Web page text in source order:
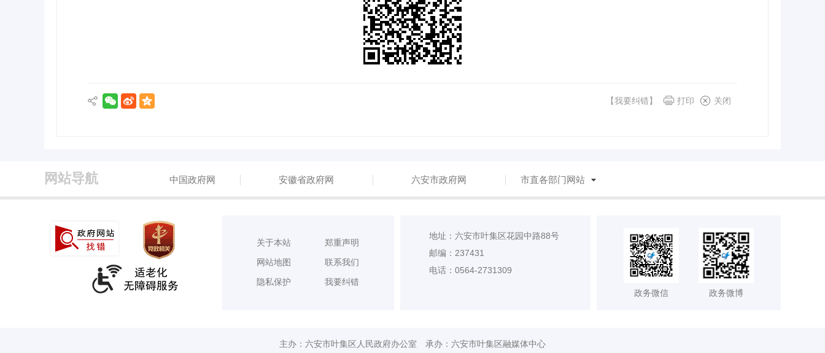
【我要纠错】 打印 关闭
网站导航 中国政府网 安徽省政府网 六安市政府网 市直各部门网站
关于本站
郑重声明
网站地图
联系我们
隐私保护
我要纠错
地址：六安市叶集区花园中路88号
邮编：237431
电话：0564-2731309
政务微信 政务微博
主办：六安市叶集区人民政府办公室 承办：六安市叶集区融媒体中心